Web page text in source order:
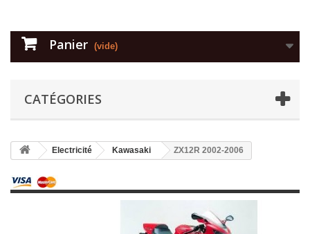
Panier (vide)
CATÉGORIES
Electricité Kawasaki ZX12R 2002-2006